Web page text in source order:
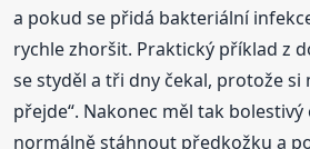
a pokud se přidá bakteriální
rychle zhoršit. Praktický příklad z
se styděl a tři dny čekal, protože si
přejde“. Nakonec měl tak
normálně stáhnout předkožku a